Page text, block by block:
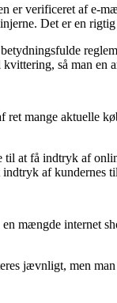
er verificeret af e-
Det er en
så man
mange aktuelle
at få indtryk af
af kundernes
mængde internet
jævnligt, men